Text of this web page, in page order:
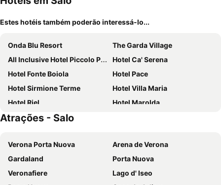
Estes hotéis também poderão interessá-lo...
Onda Blu Resort
The Garda Village
All Inclusive Hotel Piccolo Paradiso
Hotel Ca' Serena
Hotel Fonte Boiola
Hotel Pace
Hotel Sirmione Terme
Hotel Villa Maria
Hotel Riel
Hotel Marolda
Hotel Europa
Hotel Broglia
Poiano Garda Resort Hotel
Hotel Villa Olivo
Hotel Marina
Hotel Europa
Hotel Maderno by Double Hospitality
Atrações - Salo
Verona Porta Nuova
Arena de Verona
Gardaland
Porta Nuova
Veronafiere
Lago d' Iseo